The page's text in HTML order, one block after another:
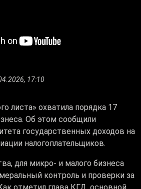
17:10
листа» охватила порядка 17
Об этом сообщили
государственных доходов на
налогоплательщиков.
для микро- и малого бизнеса
контроль и проверки за